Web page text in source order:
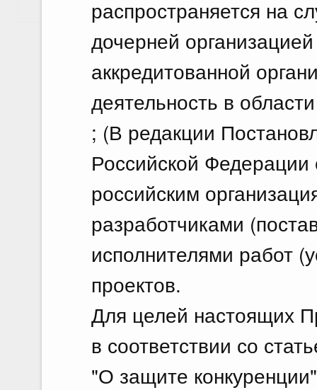
распространяется на
дочерней
аккредитованной
деятельность в
; (В редакции
Российской
российским
разработчиками
исполнителями работ
проектов.
Для целей настоящих
в соответствии со
"О защите
Показать еще